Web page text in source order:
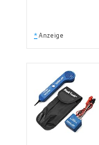
* Anzeige